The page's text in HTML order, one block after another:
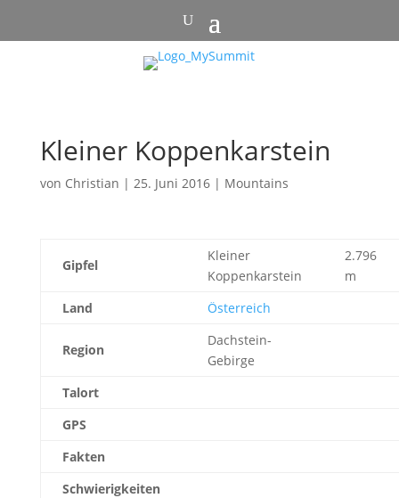
Kleiner Koppenkarstein
von Christian | 25. Juni 2016| Mountains
Gipfel
Kleiner
Koppenkarstein
2.796
m
Land
Österreich
Region
Dachstein-
Gebirge
Talort
GPS
Fakten
Schwierigkeiten